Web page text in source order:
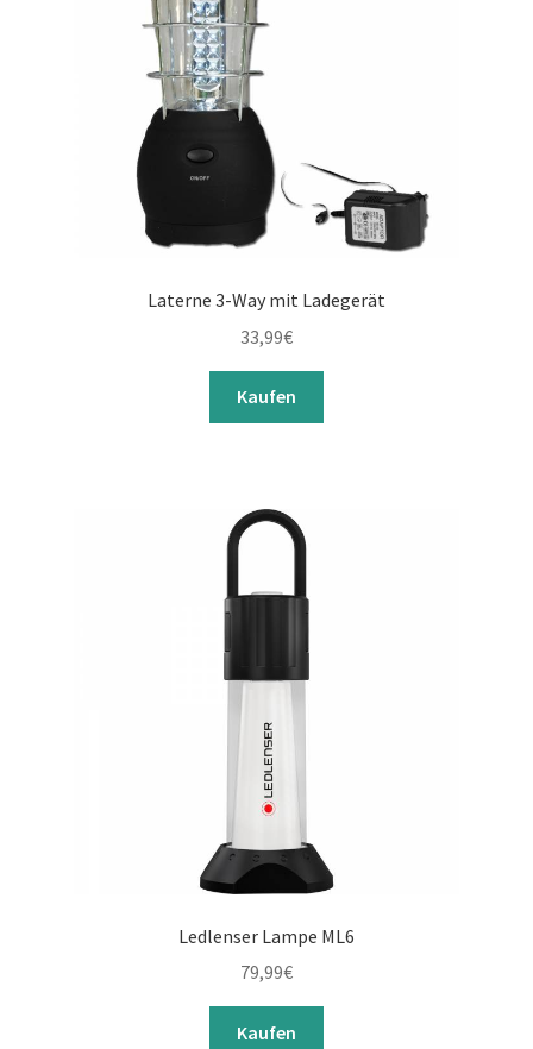
Laterne 3-Way mit Ladegerät
33,99€
Kaufen
Ledlenser Lampe ML6
79,99€
Kaufen